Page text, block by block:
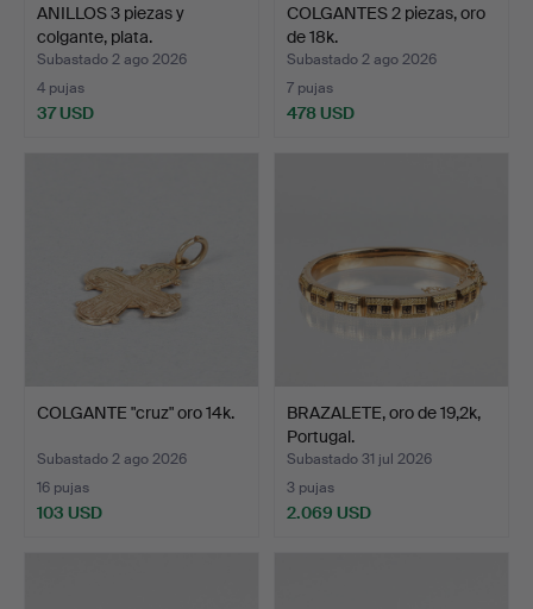
ANILLOS 3 piezas y
colgante, plata.
Subastado 2 ago 2026
4 pujas
37 USD
COLGANTES 2 piezas, oro
de 18k.
Subastado 2 ago 2026
7 pujas
478 USD
COLGANTE "cruz" oro 14k.
Subastado 2 ago 2026
16 pujas
103 USD
BRAZALETE, oro de 19,2k,
Portugal.
Subastado 31 jul 2026
3 pujas
2.069 USD